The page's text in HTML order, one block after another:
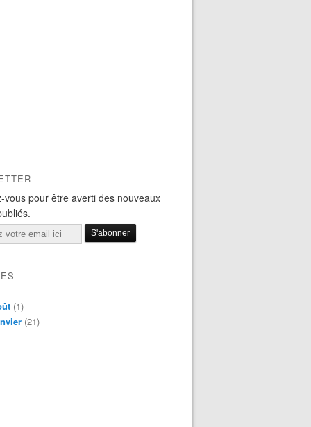
vous pour être averti des nouveaux
(1)
(21)